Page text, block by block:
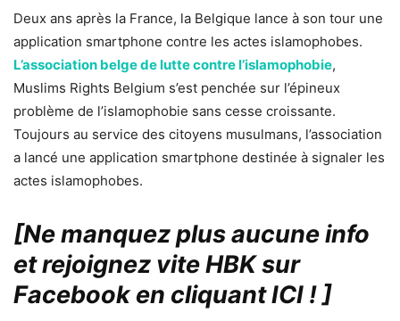
Deux ans après la France, la Belgique lance à son tour une
application smartphone contre les actes islamophobes.
L’association belge de lutte contre l’islamophobie,
Muslims Rights Belgium s’est penchée sur l’épineux
problème de l’islamophobie sans cesse croissante.
Toujours au service des citoyens musulmans, l’association
a lancé une application smartphone destinée à signaler les
actes islamophobes.
[Ne manquez plus aucune info
et rejoignez vite HBK sur
Facebook en cliquant ICI !]